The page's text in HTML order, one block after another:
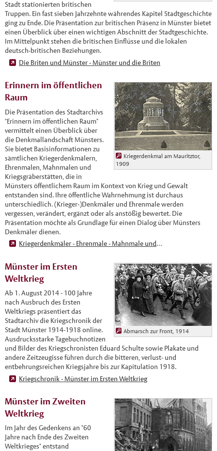
Stadt stationierten britischen
Truppen. Ein fast sieben Jahrzehnte währendes Kapitel Stadtgeschichte
ging zu Ende. Die Präsentation zur britischen Präsenz in Münster bietet
einen Überblick über einen wichtigen Abschnitt der Stadtgeschichte.
Im Mittelpunkt stehen die britischen Einflüsse und die lokalen
deutsch-britischen Beziehungen.
Die Briten und Münster - Münster und die Briten
Kriegerdenkmal am Mauritztor,
1909
Erinnern im öffentlichen
Raum
Die Präsentation des Stadtarchivs
"Erinnern im öffentlichen Raum"
vermittelt einen Überblick über
die Denkmallandschaft Münsters.
Sie bietet Basisinformationen zu
sämtlichen Kriegerdenkmälern,
Ehrenmalen, Mahnmalen und
Kriegsgräberstätten, die in
Münsters öffentlichem Raum im Kontext von Krieg und Gewalt
entstanden sind. Ihre öffentliche Wahrnehmung ist durchaus
unterschiedlich. (Krieger-)Denkmäler und Ehrenmale werden
vergessen, verändert, ergänzt oder als anstößig bewertet. Die
Präsentation möchte als Grundlage für einen Dialog über Münsters
Denkmäler dienen.
Kriegerdenkmäler - Ehrenmale - Mahnmale und Kriegsgräberstätten in Münster
Abmarsch zur Front, 1914
Münster im Ersten
Weltkrieg
Ab 1. August 2014 - 100 Jahre
nach Ausbruch des Ersten
Weltkriegs präsentiert das
Stadtarchiv die Kriegschronik der
Stadt Münster 1914-1918 online.
Ausdrucksstarke Tagebuchnotizen
und Bilder des Kriegschronisten Eduard Schulte sowie Plakate und
andere Zeitzeugisse führen durch die bitteren, verlust- und
entbehrungsreichen Kriegsjahre bis zur Kapitulation 1918.
Kriegschronik - Münster im Ersten Weltkrieg
Münster im Zweiten
Weltkrieg
Im Jahr des Gedenkens an "60
Jahre nach Ende des Zweiten
Weltkrieges" entstand